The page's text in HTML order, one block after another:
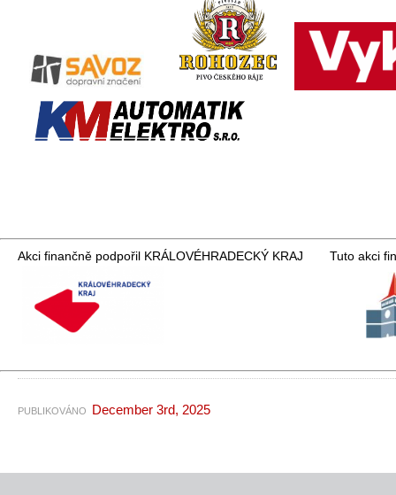
Akci finančně podpořil KRÁLOVÉHRADECKÝ KRAJ Tuto akci
PUBLIKOVÁNO December 3rd, 2025